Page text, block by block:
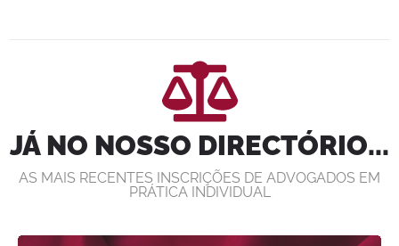
JÁ NO NOSSO DIRECTÓRIO...
AS MAIS RECENTES INSCRIÇÕES DE ADVOGADOS EM
PRÁTICA INDIVIDUAL